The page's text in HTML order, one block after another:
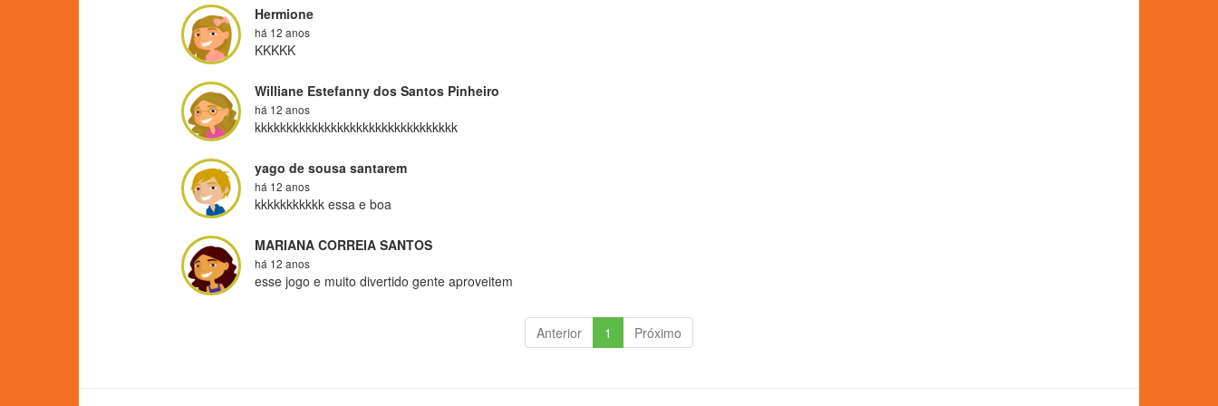
Hermione
há 12 anos
KKKKK
Williane Estefanny dos Santos Pinheiro
há 12 anos
kkkkkkkkkkkkkkkkkkkkkkkkkkkkkkkk
yago de sousa santarem
há 12 anos
kkkkkkkkkkk essa e boa
MARIANA CORREIA SANTOS
há 12 anos
esse jogo e muito divertido gente aproveitem
Anterior 1 Próximo